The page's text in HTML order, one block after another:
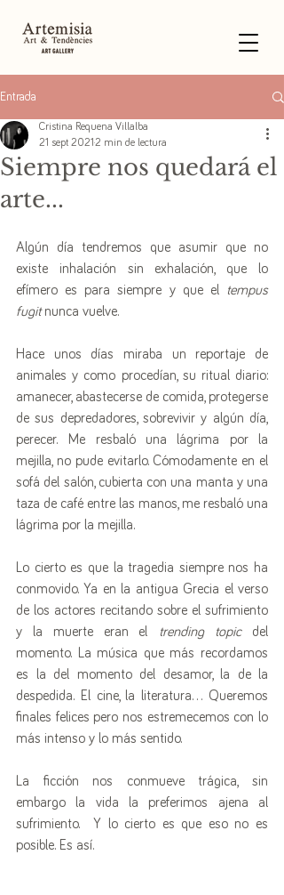
Entrada
Siempre nos quedará el
arte...
Cristina Requena Villalba
21 sept 2021 2 min de lectura
Algún día tendremos que asumir que no
existe inhalación sin exhalación, que lo
efímero es para siempre y que el
tempus
fugit nunca vuelve.
Hace unos días miraba un reportaje de
animales y como procedían, su ritual diario:
amanecer, abastecerse de comida, protegerse
de sus depredadores, sobrevivir y algún día,
perecer. Me resbaló una lágrima por la
mejilla, no pude evitarlo. Cómodamente en el
sofá del salón, cubierta con una manta y una
taza de café entre las manos, me resbaló una
lágrima por la mejilla.
Lo cierto es que la tragedia siempre nos ha
conmovido. Ya en la antigua Grecia el verso
de los actores recitando sobre el sufrimiento
y la muerte eran el
trending topic del
momento. La música que más recordamos
es la del momento del desamor, la de la
despedida. El cine, la literatura... Queremos
finales felices pero nos estremecemos con lo
más intenso y lo más sentido.
La ficción nos conmueve trágica, sin
embargo la vida la preferimos ajena al
sufrimiento.  Y lo cierto es que eso no es
posible. Es así.